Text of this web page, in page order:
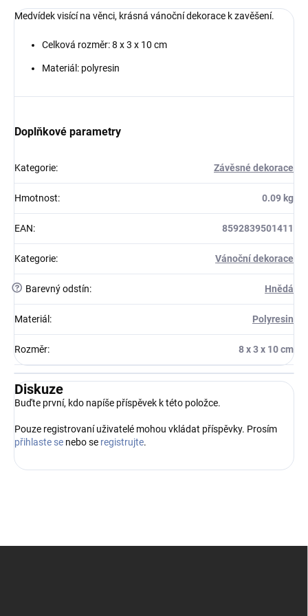
Medvídek visící na věnci, krásná vánoční dekorace k zavěšení.
Celková rozměr: 8 x 3 x 10 cm
Materiál: polyresin
Doplňkové parametry
Kategorie: Závěsné dekorace
Hmotnost: 0.09 kg
EAN: 8592839501411
Kategorie: Vánoční dekorace
? Barevný odstín: Hnědá
Materiál : Polyresin
Rozměr: 8 x 3 x 10 cm
Diskuze
Buďte první, kdo napíše příspěvek k této položce.
Pouze registrovaní uživatelé mohou vkládat příspěvky. Prosím
přihlaste se nebo se registrujte.